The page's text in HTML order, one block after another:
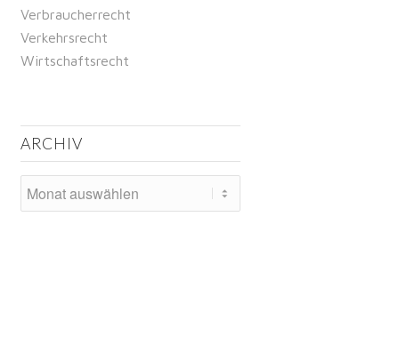
Verbraucherrecht
Verkehrsrecht
Wirtschaftsrecht
ARCHIV